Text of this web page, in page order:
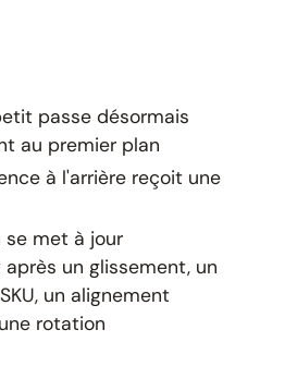
passe désormais
au premier plan
à l'arrière reçoit une
se met à jour
un glissement, un
un alignement
rotation